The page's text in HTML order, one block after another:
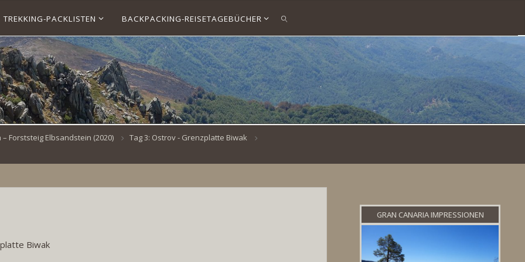
TREKKING-PACKLISTEN BACKPACKING-REISETAGEBÜCHER
SEARCH
Forststeig Elbsandstein (2020)
Tag 3: Ostrov - Grenzplatte Biwak
Biwak
GRAN CANARIA IMPRESSIONEN